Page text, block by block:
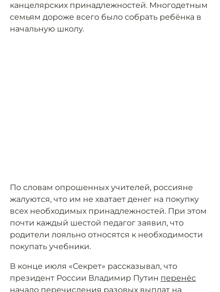
канцелярских принадлежностей. Многодетным
семьям дороже всего было собрать ребёнка в
начальную школу.
По словам опрошенных учителей, россияне
жалуются, что им не хватает денег на покупку
всех необходимых принадлежностей. При этом
почти каждый шестой педагог заявил, что
родители лояльно относятся к необходимости
покупать учебники.
В конце июля «Секрет» рассказывал, что
президент России Владимир Путин перенёс
начало перечисления разовых выплат на